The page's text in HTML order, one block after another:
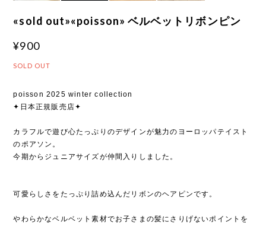
«sold out»«poisson» ベルベットリボンピン
¥900
SOLD OUT
poisson 2025 winter collection
✦日本正規販売店✦
カラフルで遊び心たっぷりのデザインが魅力のヨーロッパテイスト
のポアソン。
今期からジュニアサイズが仲間入りしました。
可愛らしさをたっぷり詰め込んだリボンのヘアピンです。
やわらかなベルベット素材でお子さまの髪にさりげないポイントを